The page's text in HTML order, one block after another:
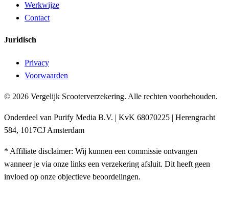
Werkwijze
Contact
Juridisch
Privacy
Voorwaarden
© 2026 Vergelijk Scooterverzekering. Alle rechten voorbehouden.
Onderdeel van Purify Media B.V. | KvK 68070225 | Herengracht
584, 1017CJ Amsterdam
* Affiliate disclaimer: Wij kunnen een commissie ontvangen
wanneer je via onze links een verzekering afsluit. Dit heeft geen
invloed op onze objectieve beoordelingen.